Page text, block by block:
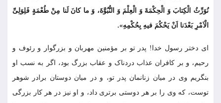
نُوَرِّثُ الْکِتابَ وَ الْحِکْمَةَ وَ الْعِلْمَ وَ النُّبُوَّةَ، وَ ما کانَ لَنا مِنْ طُعْمَةٍ فَلِوَلِیِّ
الْاَمْرِ بَعْدَنا اَنْ یَحْکُمَ فیهِ بِحُکْمِهِ».
اى دختر رسول خدا! پدر تو بر مؤمنین مهربان و بزرگوار و رئوف و
رحیم، و بر کافران عذاب دردناک و عقاب بزرگ بود، اگر به نسب او
بنگریم وى در میان زنانمان پدر تو، و در میان دوستان برادر شوهر
توست، که وى را بر هر دوستى برترى داد، و او نیز در هر کار بزرگى